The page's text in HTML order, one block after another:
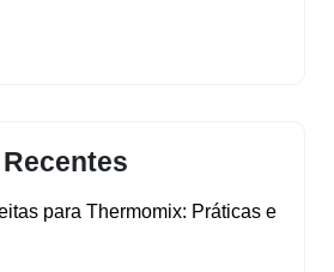
para Thermomix: Práticas e